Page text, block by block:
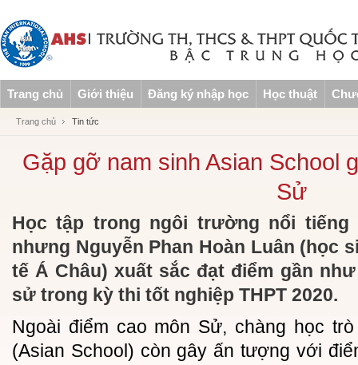
Trang chủ Giới thiệu Đăng ký nhập học Học thuật
Trang chủ Tin tức
Gặp gỡ nam sinh Asian School
Sử
Học tập trong ngôi trường nổi tiếng
nhưng Nguyễn Phan Hoàn Luân (học
tế Á Châu) xuất sắc đạt điểm gần
sử trong kỳ thi tốt nghiệp THPT 2020.
Ngoài điểm cao môn Sử, chàng học
(Asian School) còn gây ấn tượng với